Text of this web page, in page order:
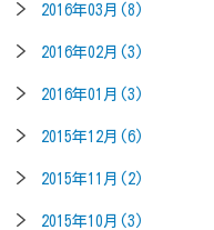
2016年03月(8)
2016年02月(3)
2016年01月(3)
2015年12月(6)
2015年11月(2)
2015年10月(3)